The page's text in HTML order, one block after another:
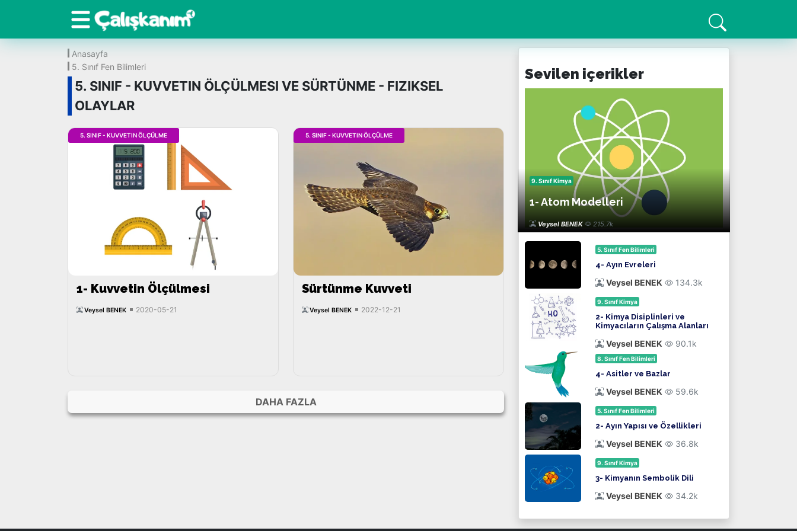
Anasayfa
5. Sınıf Fen Bilimleri
5. SINIF - KUVVETIN ÖLÇÜLMESI VE SÜRTÜNME - FIZIKSEL
OLAYLAR
1- Kuvvetin Ölçülmesi
Veysel BENEK 2020-05-21
5. SINIF - KUVVETIN ÖLÇÜLME
Sürtünme Kuvveti
Veysel BENEK 2022-12-21
5. SINIF - KUVVETIN ÖLÇÜLME
DAHA FAZLA
Sevilen içerikler
9. Sınıf Kimya
1- Atom Modelleri
Veysel BENEK 215.7k
5. Sınıf Fen Bilimleri
4- Ayın Evreleri
Veysel BENEK 134.3k
9. Sınıf Kimya
2- Kimya Disiplinleri ve
Kimyacıların Çalışma Alanları
Veysel BENEK 90.1k
8. Sınıf Fen Bilimleri
4- Asitler ve Bazlar
Veysel BENEK 59.6k
5. Sınıf Fen Bilimleri
2- Ayın Yapısı ve Özellikleri
Veysel BENEK 36.8k
9. Sınıf Kimya
3- Kimyanın Sembolik Dili
Veysel BENEK 34.2k